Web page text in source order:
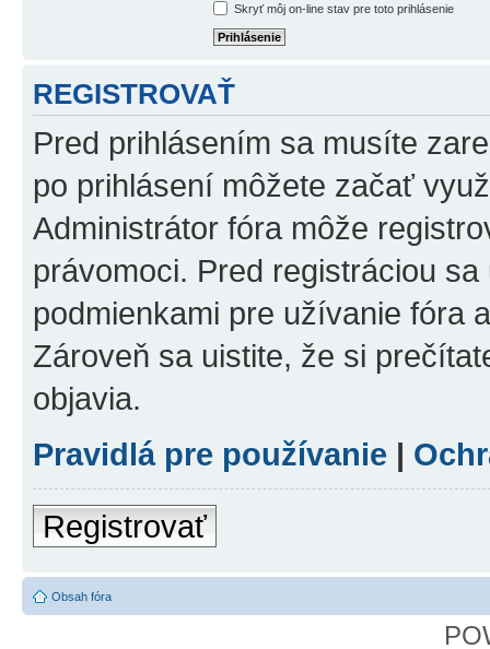
Skryť môj on-line stav pre toto prihlásenie
REGISTROVAŤ
Pred prihlásením sa musíte
po prihlásení môžete začať
Administrátor fóra môže
právomoci. Pred registráciou
podmienkami pre užívanie fóra
Zároveň sa uistite, že si
objavia.
Pravidlá pre používanie |
Registrovať
Obsah fóra